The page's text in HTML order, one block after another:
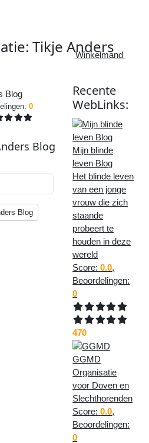
Tikje Anders
Winkelmand
0
Blog
Blog
WebLink:
Tikje
Anders
Blog
De
pagina
van
Tikje
Anders
Blog
476
keer
bekeken
en
de
website
499
keer
bezocht.
Deel
deze
pagina
met:
Recente
WebLinks:
Mijn blinde
leven Blog
Het blinde leven
van een jonge
vrouw die zich
staande
probeert te
houden in deze
wereld
Score:0.0,
Beoordelingen:
0
470
GGMD
Organisatie
voor Doven en
Slechthorenden
Score:0.0,
Beoordelingen:
0